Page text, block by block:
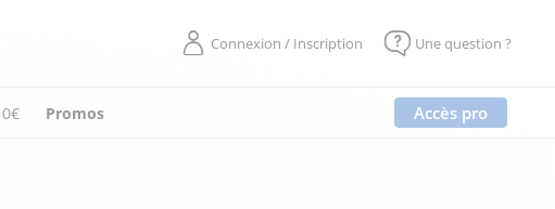
Connexion / Inscription Une question ?
Promos Accès pro